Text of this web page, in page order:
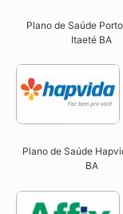
Plano de Saúde
Itaeté BA​
Plano de Saúde
BA​